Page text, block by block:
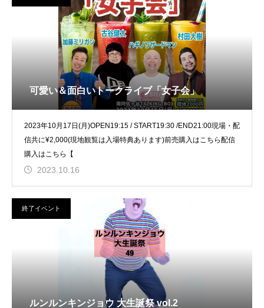
可愛い＆面白いトークライブ「女子会」
2023年10月17日(月)OPEN19:15 / START19:30 /END21:00現場・配
信共に¥2,000(現地観覧は入場特典あります)前売購入はこちら配信
購入はこちら【
2023.10.16
終了イベント
ルンルンキンジョウ 大生誕祭 vol.2